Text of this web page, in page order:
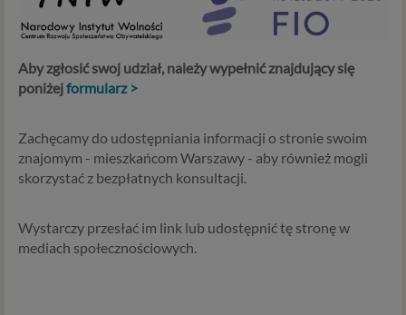
Aby zgłosić swoj udział, należy wypełnić znajdujący się
poniżejformularz >
Zachęcamy do udostępniania informacji o stronie swoim
znajomym - mieszkańcom Warszawy - aby również mogli
skorzystać z bezpłatnych konsultacji.
Wystarczy przesłać im link lub udostępnić tę stronę w
mediach społecznościowych.